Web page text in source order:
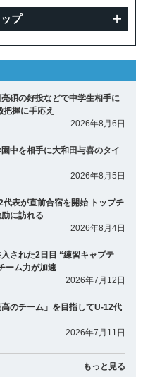
プ
碩の好投などで中学生相手に
握に手応え
2026年8月6日
中を相手に大和田与喜のタイ
2026年8月5日
表が直前合宿を開始 トップチ
に訪れる
2026年8月4日
された2日目 “練習キャプテ
ーム力が加速
2026年7月12日
のチーム」を目指してU-12代
2026年7月11日
もっと見る